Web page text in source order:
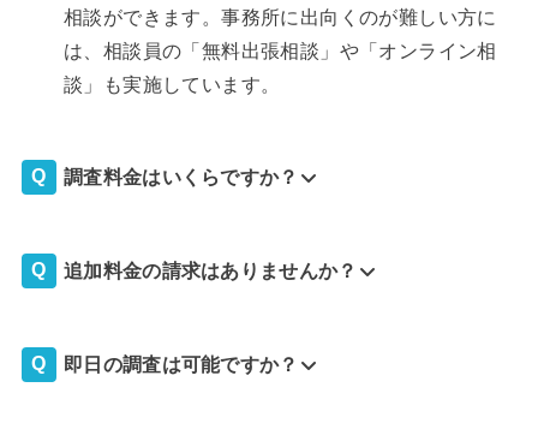
相談ができます。事務所に出向くのが難しい方に
は、相談員の「無料出張相談」や「オンライン相
談」も実施しています。
調査料金はいくらですか？
追加料金の請求はありませんか？
即日の調査は可能ですか？